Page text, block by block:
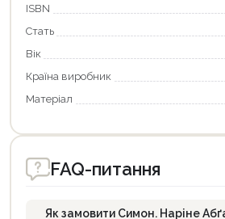
ISBN
Стать
Вік
Країна виробник
Матеріал
FAQ-питання
Як замовити Симон. Наріне